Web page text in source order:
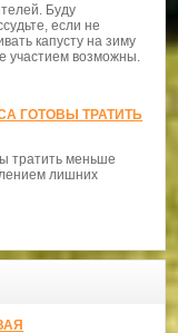
Буду
если не
капусту на зиму
участием возможны.
ГОТОВЫ ТРАТИТЬ
тратить меньше
лишних